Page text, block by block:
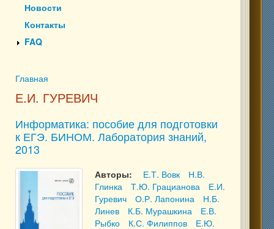
Новости
Контакты
FAQ
Вы здесь
Главная
Е.И. ГУРЕВИЧ
Информатика: пособие для подготовки
к ЕГЭ. БИНОМ. Лаборатория знаний,
2013
Авторы: Е.Т. Вовк
Н.В.
Глинка
Т.Ю. Грацианова
Е.И.
Гуревич
О.Р. Лапонина
Н.Б.
Линев
К.Б. Мурашкина
Е.В.
Рыбко
К.С. Филиппов
Е.Ю.